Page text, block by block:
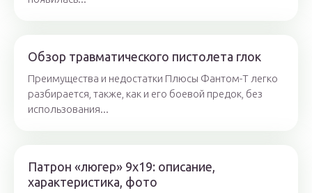
Обзор травматического пистолета глок
Преимущества и недостатки Плюсы Фантом-Т легко
разбирается, также, как и его боевой предок, без
использования...
Патрон «люгер» 9х19: описание,
характеристика, фото